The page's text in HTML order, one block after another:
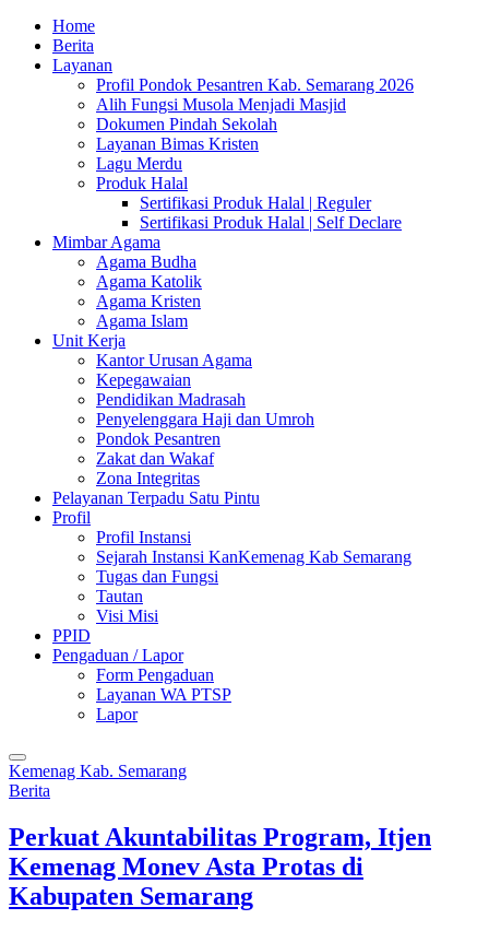
Home
Berita
Layanan
Profil Pondok Pesantren Kab. Semarang 2026
Alih Fungsi Musola Menjadi Masjid
Dokumen Pindah Sekolah
Layanan Bimas Kristen
Lagu Merdu
Produk Halal
Sertifikasi Produk Halal | Reguler
Sertifikasi Produk Halal | Self Declare
Mimbar Agama
Agama Budha
Agama Katolik
Agama Kristen
Agama Islam
Unit Kerja
Kantor Urusan Agama
Kepegawaian
Pendidikan Madrasah
Penyelenggara Haji dan Umroh
Pondok Pesantren
Zakat dan Wakaf
Zona Integritas
Pelayanan Terpadu Satu Pintu
Profil
Profil Instansi
Sejarah Instansi KanKemenag Kab Semarang
Tugas dan Fungsi
Tautan
Visi Misi
PPID
Pengaduan / Lapor
Form Pengaduan
Layanan WA PTSP
Lapor
Kemenag Kab. Semarang
Berita
Perkuat Akuntabilitas Program, Itjen
Kemenag Monev Asta Protas di
Kabupaten Semarang